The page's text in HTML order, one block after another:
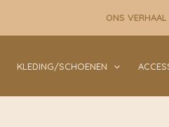
ONS VERHAAL
KLEDING/SCHOENEN